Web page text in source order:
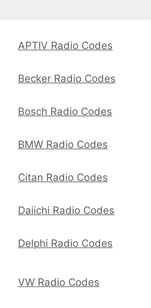
APTIV Radio Codes
Becker Radio Codes
Bosch Radio Codes
BMW Radio Codes
Citan Radio Codes
Daiichi Radio Codes
Delphi Radio Codes
VW Radio Codes